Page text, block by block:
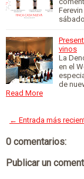
vinos
La
en el
de
Read More
← Entrada más
0 comentarios:
Publicar un